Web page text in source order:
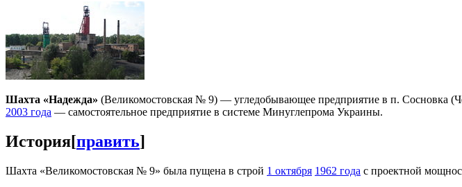
Шахта «Надежда» (Великомостовская № 9) — угледобывающее предприятие в п. Сосновка
2003 года — самостоятельное предприятие в системе Минуглепрома Украины.
История[править]
Шахта «Великомостовская № 9» была пущена в строй 1 октября 1962 года с проектной